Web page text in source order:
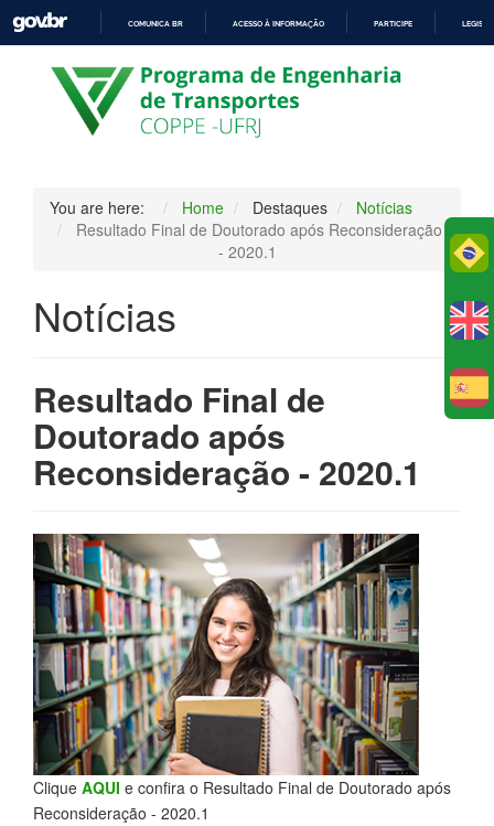
PARA
O
CONTEÚDO
COMUNICA BR ACESSO À INFORMAÇÃO PARTICIPE
You are here: Home Destaques
Notícias
Resultado Final de Doutorado após Reconsideração
- 2020.1
Notícias
Resultado Final de
Doutorado após
Reconsideração - 2020.1
Clique AQUI e confira o Resultado Final de Doutorado após
Reconsideração - 2020.1